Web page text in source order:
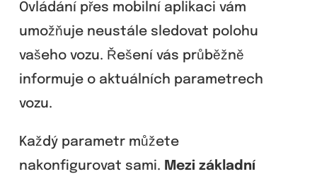
Ovládání přes mobilní aplikaci vám
umožňuje neustále sledovat polohu
vašeho vozu. Řešení vás průběžně
informuje o aktuálních parametrech
vozu.
Každý parametr můžete
nakonfigurovat sami. Mezi základní